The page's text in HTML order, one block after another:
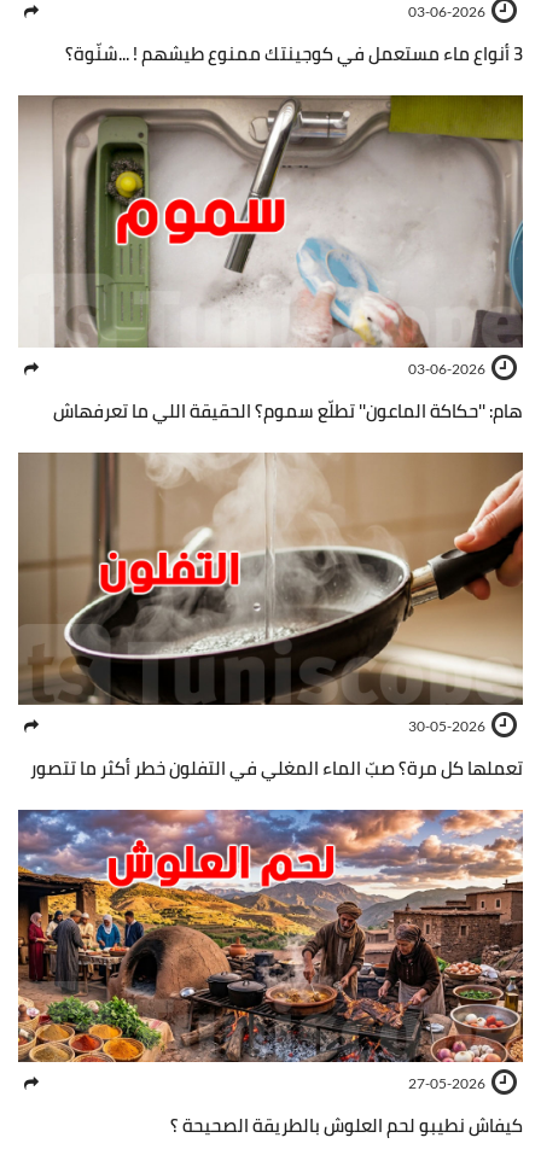
03-06-2026
3 أنواع ماء مستعمل في كوجينتك ممنوع طيشهم ! ...شنّوة؟
03-06-2026
هام: ''حكاكة الماعون'' تطلّع سموم؟ الحقيقة اللي ما تعرفهاش
30-05-2026
تعملها كل مرة؟ صبّ الماء المغلي في التفلون خطر أكثر ما تتصور
27-05-2026
كيفاش نطيبو لحم العلوش بالطريقة الصحيحة ؟